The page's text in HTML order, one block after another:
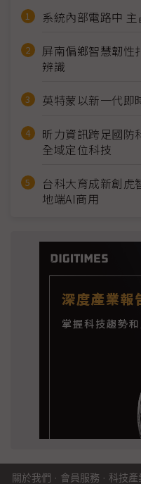
系統內部電路中
屏南偏鄉智慧韌性
辨識
英特蒙以新一代即
昕力資訊跨足國防
全域定位科技
台科大育成新創虎
地端AI商用
關於我們 · 會員服務 · 科技產